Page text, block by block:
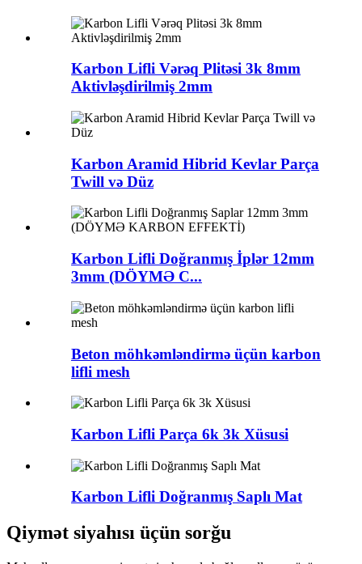
Karbon Lifli Vərəq Plitəsi 3k 8mm
Aktivləşdirilmiş 2mm
Karbon Aramid Hibrid Kevlar Parça
Twill və Düz
Karbon Lifli Doğranmış İplər 12mm
3mm (DÖYMƏ C...
Beton möhkəmləndirmə üçün karbon
lifli mesh
Karbon Lifli Parça 6k 3k Xüsusi
Karbon Lifli Doğranmış Saplı Mat
Qiymət siyahısı üçün sorğu